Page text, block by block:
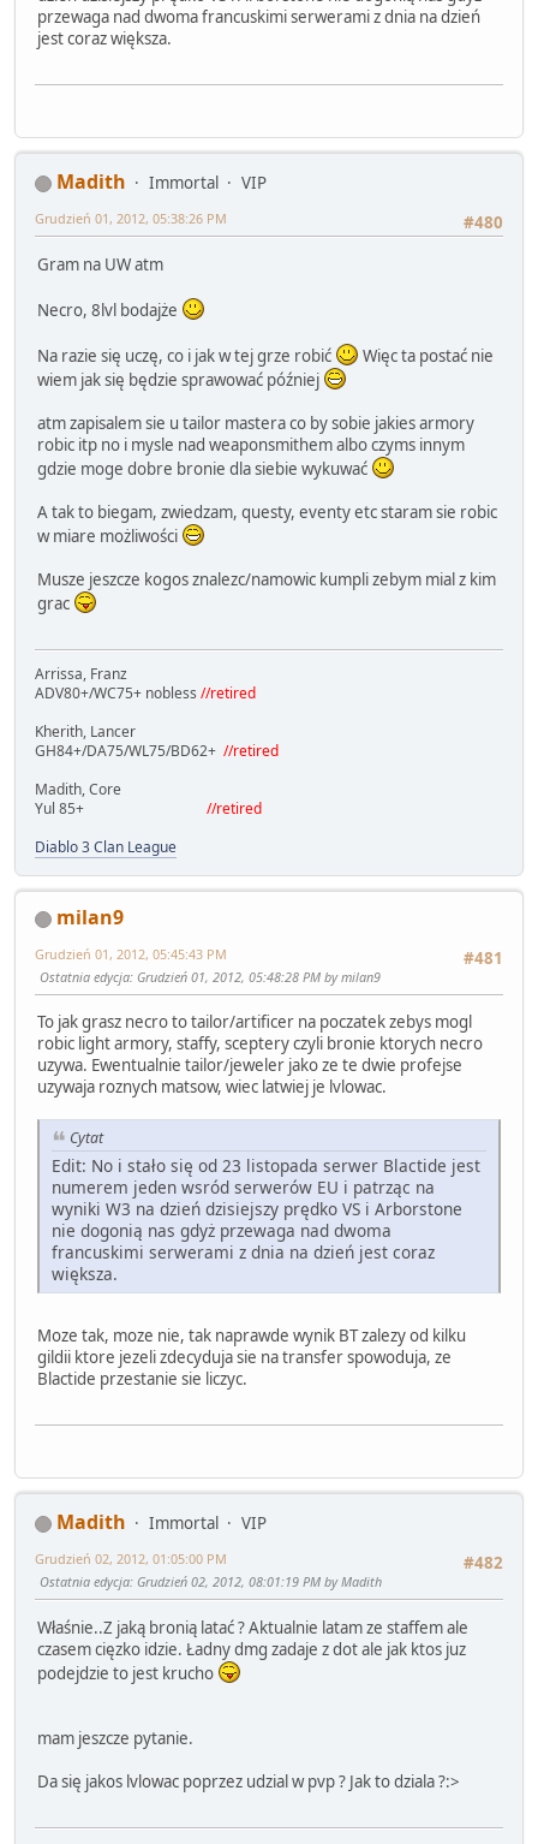
przewaga nad dwoma francuskimi serwerami z dnia na dzień
jest coraz większa.
Madith Immortal
VIP
#480
Grudzień 01, 2012, 05:38:26 PM
Gram na UW atm
Necro, 8lvl bodajże
Na razie się uczę, co i jak w tej grze robić
Więc ta postać nie
wiem jak się będzie sprawować później
atm zapisalem sie u tailor mastera co by sobie jakies armory
robic itp no i mysle nad weaponsmithem albo czyms innym
gdzie moge dobre bronie dla siebie wykuwać
A tak to biegam, zwiedzam, questy, eventy etc staram sie robic
w miare możliwości
Musze jeszcze kogos znalezc/namowic kumpli zebym mial z kim
grac
Arrissa, Franz
ADV80+/WC75+ nobless //retired
Kherith, Lancer
GH84+/DA75/WL75/BD62+ //retired
Madith, Core
Yul 85+ //retired
Diablo 3 Clan League
milan9
#481
Grudzień 01, 2012, 05:45:43 PM
Ostatnia edycja: Grudzień 01, 2012, 05:48:28 PM by milan9
To jak grasz necro to tailor/artificer na poczatek zebys mogl
robic light armory, staffy, sceptery czyli bronie ktorych necro
uzywa. Ewentualnie tailor/jeweler jako ze te dwie profejse
uzywaja roznych matsow, wiec latwiej je lvlowac.
Cytat
Edit: No i stało się od 23 listopada serwer Blactide jest
numerem jeden wsród serwerów EU i patrząc na
wyniki W3 na dzień dzisiejszy prędko VS i Arborstone
nie dogonią nas gdyż przewaga nad dwoma
francuskimi serwerami z dnia na dzień jest coraz
większa.
Moze tak, moze nie, tak naprawde wynik BT zalezy od kilku
gildii ktore jezeli zdecyduja sie na transfer spowoduja, ze
Blactide przestanie sie liczyc.
Madith Immortal
VIP
#482
Grudzień 02, 2012, 01:05:00 PM
Ostatnia edycja: Grudzień 02, 2012, 08:01:19 PM by Madith
Właśnie..Z jaką bronią latać ? Aktualnie latam ze staffem ale
czasem cięzko idzie. Ładny dmg zadaje z dot ale jak ktos juz
podejdzie to jest krucho
mam jeszcze pytanie.
Da się jakos lvlowac poprzez udzial w pvp ? Jak to dziala ?:>